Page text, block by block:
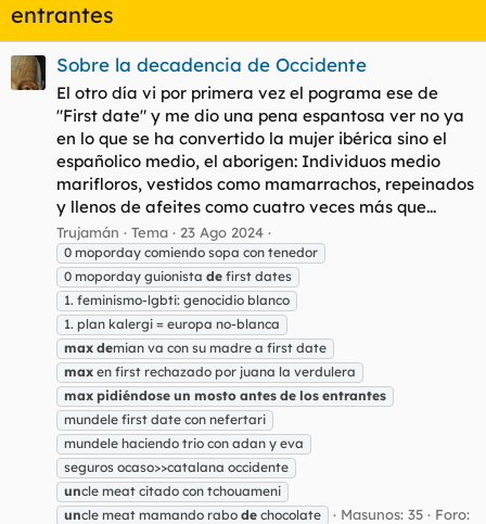
entrantes
Sobre la decadencia de Occidente
El otro día vi por primera vez el pograma ese de
"First date" y me dio una pena espantosa ver no ya
en lo que se ha convertido la mujer ibérica sino el
españolico medio, el aborigen: Individuos medio
marifloros, vestidos como mamarrachos, repeinados
y llenos de afeites como cuatro veces más que...
Trujamán Tema 23 Ago 2024
0 moporday comiendo sopa con tenedor
0 moporday guionista de first dates
1. feminismo-lgbti: genocidio blanco
1. plan kalergi = europa no-blanca
max demian va con su madre a first date
max en first rechazado por juana la verdulera
max pidiéndose un mosto antes de los entrantes
mundele first date con nefertari
mundele haciendo trio con adan y eva
seguros ocaso>>catalana occidente
uncle meat citado con tchouameni
uncle meat mamando rabo de chocolate Masunos: 35
Foro: